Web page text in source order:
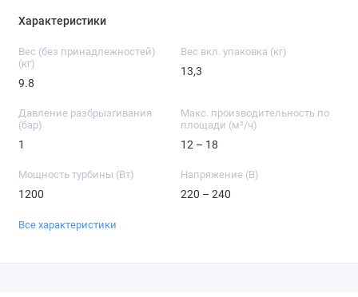
Характеристики
Вес (без принадлежностей)
(кг)
9.8
Вес вкл. упаковка (кг)
13,3
Давление разбрызгивания
(бар)
1
Макс. производительность по
площади (м²/ч)
12 – 18
Мощность турбины (Вт)
1200
Напряжение (В)
220 – 240
Все характеристики